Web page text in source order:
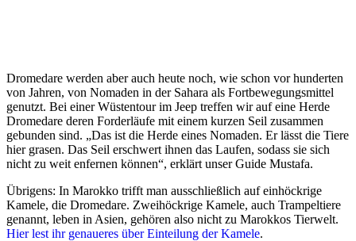
Dromedare werden aber auch heute noch, wie schon vor hunderten
von Jahren, von Nomaden in der Sahara als Fortbewegungsmittel
genutzt. Bei einer Wüstentour im Jeep treffen wir auf eine Herde
Dromedare deren Forderläufe mit einem kurzen Seil zusammen
gebunden sind. „Das ist die Herde eines Nomaden. Er lässt die Tiere
hier grasen. Das Seil erschwert ihnen das Laufen, sodass sie sich
nicht zu weit enfernen können“, erklärt unser Guide Mustafa.
Übrigens: In Marokko trifft man ausschließlich auf einhöckrige
Kamele, die Dromedare. Zweihöckrige Kamele, auch Trampeltiere
genannt, leben in Asien, gehören also nicht zu Marokkos Tierwelt.
Hier lest ihr genaueres über Einteilung der Kamele.